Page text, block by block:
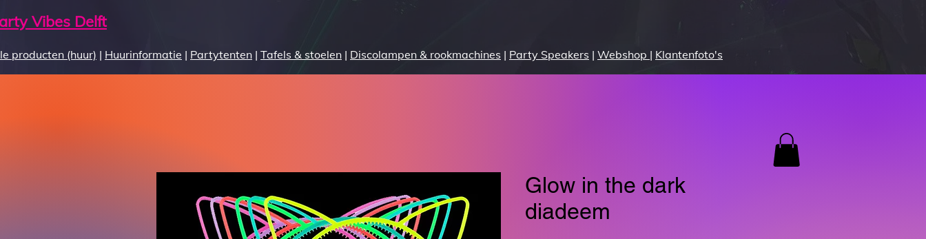
Vibes Delft
producten (huur) | Huurinformatie | Partytenten | Tafels & stoelen | Discolampen & rookmachines | Party Speakers | Webshop | Klantenfoto's
Glow in the dark
diadeem